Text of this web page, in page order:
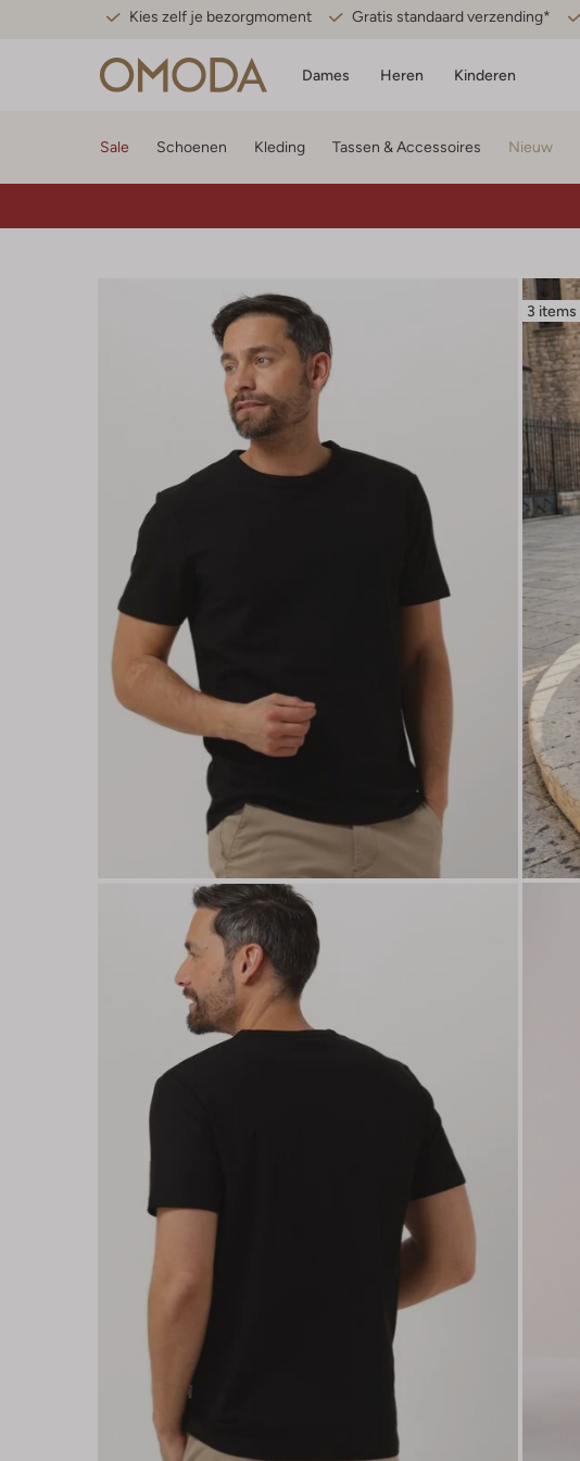
Kies zelf je bezorgmoment Gratis standaard verzending*
Dames Heren Kinderen
Sale Schoenen Kleding Tassen & Accessoires Nieuw
3 items